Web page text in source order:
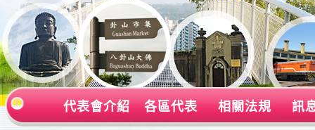
代表會介紹 各區代表 相關法規 訊